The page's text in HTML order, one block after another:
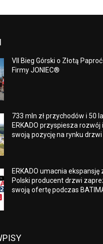
VII Bieg Górski o Złotą
Firmy JONIEC®
733 mln zł przychodów i 50
ERKADO przyspiesza rozwój
swoją pozycję na rynku drzwi
ERKADO umacnia ekspansję
Polski producent drzwi
swoją ofertę podczas